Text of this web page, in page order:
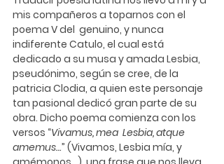
mis compañeros a toparnos con el
poema V del  genuino, y nunca
indiferente Catulo, el cual está
dedicado a su musa y amada Lesbia,
pseudónimo, según se cree, de la
patricia Clodia, a quien este personaje
tan pasional dedicó gran parte de su
obra. Dicho poema comienza con los
versos “Vivamus, mea  Lesbia, atque
amemus…” (Vivamos, Lesbia mía, y